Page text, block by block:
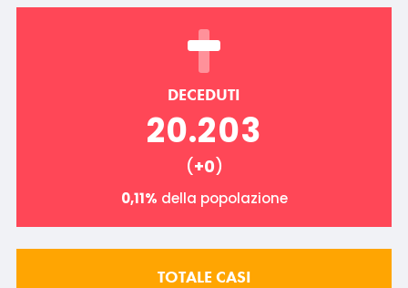
DECEDUTI
20.203
(+0)
0,11% della popolazione
TOTALE CASI